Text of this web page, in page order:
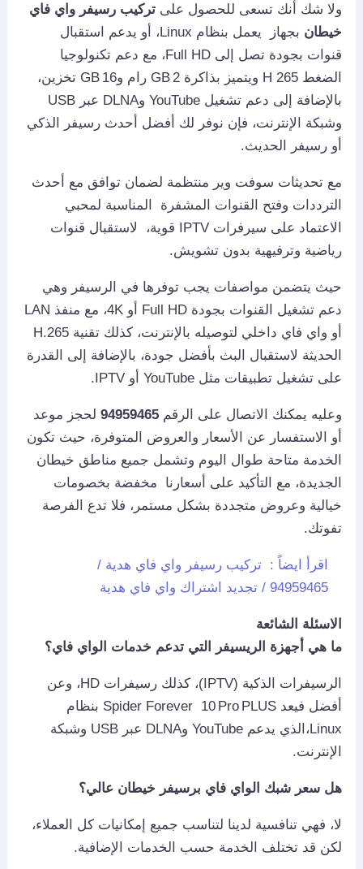
ولا شك أنك تسعى للحصول علىتركيب رسيفر واي فاي
خيطان
بجهاز يعمل بنظام Linux، أو يدعم استقبال
قنوات بجودة تصل إلى Full HD، مع دعم تكنولوجيا
الضغط H 265 ويتميز بذاكرة 2 GB رام و16 GB تخزين،
بالإضافة إلى دعم تشغيل YouTube وDLNA عبر USB
وشبكة الإنترنت، فإن نوفر لك أفضل أحدث رسيفر الذكي
أو رسيفر الحديث.
مع تحديثات سوفت وير منتظمة لضمان توافق مع أحدث
الترددات وفتح القنوات المشفرة المناسبة لمحبي
الاعتماد على سيرفرات IPTV قوية، لاستقبال قنوات
رياضية وترفيهية بدون تشويش.
حيث يتضمن مواصفات يجب توفرها في الرسيفر وهي
دعم تشغيل القنوات بجودة Full HD أو 4K، مع منفذ LAN
أو واي فاي داخلي لتوصيله بالإنترنت، كذلك تقنية H.265
الحديثة لاستقبال البث بأفضل جودة، بالإضافة إلى القدرة
على تشغيل تطبيقات مثل YouTube أو IPTV.
وعليه يمكنك الاتصال على الرقم94959465 لحجز موعد
أو الاستفسار عن الأسعار والعروض المتوفرة، حيث تكون
الخدمة متاحة طوال اليوم وتشمل جميع مناطق خيطان
الجديدة، مع التأكيد على أسعارنا مخفضة بخصومات
خيالية وعروض متجددة بشكل مستمر، فلا تدع الفرصة
تفوتك.
اقرأ ايضاً : تركيب رسيفر واي فاي هدية /
94959465 / تجديد اشتراك واي فاي هدية
الاسئلة الشائعة
ما هي أجهزة الريسيفر التي تدعم خدمات الواي فاي؟
الرسيفرات الذكية (IPTV)، كذلك رسيفرات HD، وعن
أفضل فيعد Spider Forever 10 Pro PLUS بنظام
Linux،الذي يدعم YouTube وDLNA عبر USB وشبكة
الإنترنت.
هل سعر شبك الواي فاي برسيفر خيطان عالي؟
لا، فهي تنافسية لدينا لتناسب جميع إمكانيات كل العملاء،
لكن قد تختلف الخدمة حسب الخدمات الإضافية.